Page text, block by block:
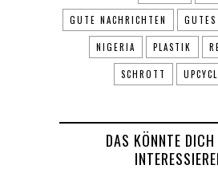
GUTE NACHRICHTEN GUTES
NIGERIA PLASTIK
SCHROTT
DAS KÖNNTE